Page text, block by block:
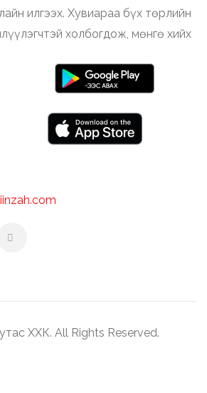
илгээх. Хувиараа бүх төрлийн
холбогдож, мөнгө хийх
ХХК. All Rights Reserved.